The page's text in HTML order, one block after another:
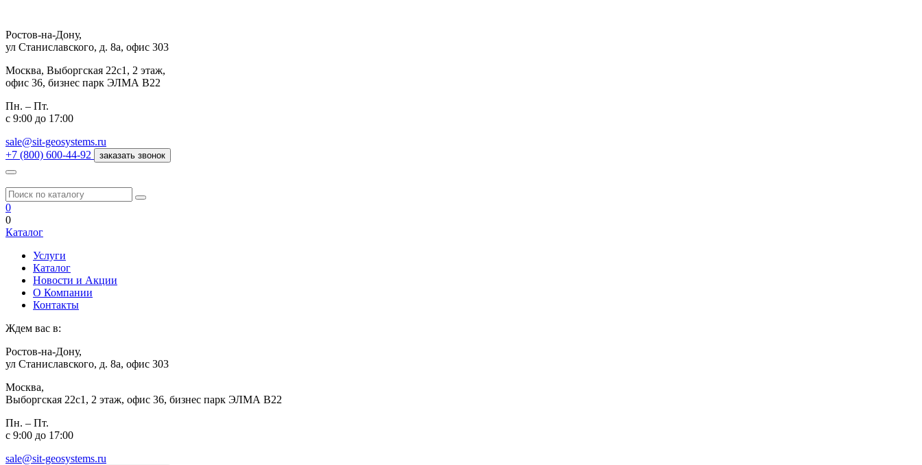
Ростов-на-Дону,
ул Станиславского, д. 8а, офис 303
Москва, Выборгская 22с1, 2 этаж,
офис 36, бизнес парк ЭЛМА В22
Пн. – Пт.
с 9:00 до 17:00
sale@sit-geosystems.ru
+7 (800) 600-44-92
заказать звонок
0
0
Каталог
Услуги
Каталог
Новости и Акции
О Компании
Контакты
Ждем вас в:
Ростов-на-Дону,
ул Станиславского, д. 8а, офис 303
Москва,
Выборгская 22с1, 2 этаж, офис 36, бизнес парк ЭЛМА В22
Пн. – Пт.
с 9:00 до 17:00
sale@sit-geosystems.ru